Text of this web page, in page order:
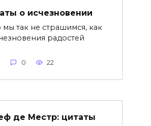
о исчезновении
мы так не страшимся, как
радостей
0 22
де Местр: цитаты